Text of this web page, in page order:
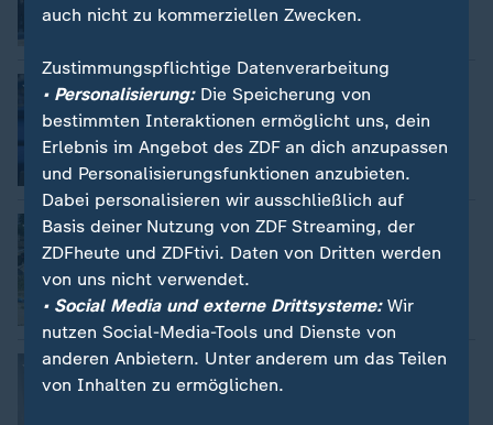
EU prüft rechte ESN im Parlament
Ulf Röller
Video2:16
Wie Russen im Krieg Urlaub machen
Sebastian Ehm
Video 2:11
Niederlande: Krankenhaus für Robben
Sophie Burkhart
auch nicht zu kommerziellen Zwecken.
Zustimmungspflichtige Datenverarbeitung
• Personalisierung:Die Speicherung von
bestimmten Interaktionen ermöglicht uns, dein
Erlebnis im Angebot des ZDF an dich anzupassen
und Personalisierungsfunktionen anzubieten.
Dabei personalisieren wir ausschließlich auf
Basis deiner Nutzung von ZDF Streaming, der
ZDFheute und ZDFtivi. Daten von Dritten werden
von uns nicht verwendet.
• Social Media und externe Drittsysteme:Wir
nutzen Social-Media-Tools und Dienste von
anderen Anbietern. Unter anderem um das Teilen
von Inhalten zu ermöglichen.